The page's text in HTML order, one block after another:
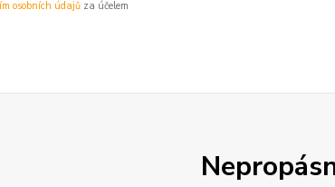
osobních údajů za účelem